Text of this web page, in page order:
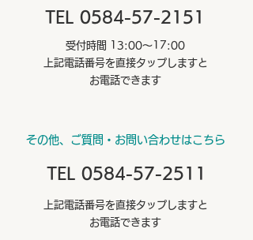
TEL 0584-57-2151
受付時間 13:00～17:00
上記電話番号を直接タップしますと
お電話できます
​その他、ご質問・お問い合わせはこちら
TEL 0584-57-2511
上記電話番号を直接タップしますと
お電話できます